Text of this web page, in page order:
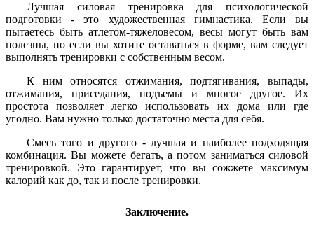
Лучшая силовая тренировка для психологической
подготовки - это художественная гимнастика. Если вы
пытаетесь быть атлетом-тяжеловесом, весы могут быть вам
полезны, но если вы хотите оставаться в форме, вам следует
выполнять тренировки с собственным весом.
К ним относятся отжимания, подтягивания, выпады,
отжимания, приседания, подъемы и многое другое. Их
простота позволяет легко использовать их дома или где
угодно. Вам нужно только достаточно места для себя.
Смесь того и другого - лучшая и наиболее подходящая
комбинация. Вы можете бегать, а потом заниматься силовой
тренировкой. Это гарантирует, что вы сожжете максимум
калорий как до, так и после тренировки.
Заключение.